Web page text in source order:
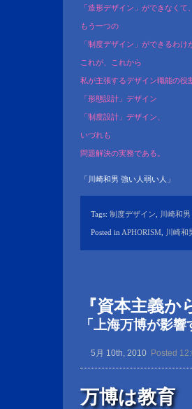
「造形デザイン」ができなくて、
もう一つの
「制度デザイン」ができるわけ
これが、これから
私が主張するデザイン職能の役
「形態設計」デザイン
「制度設計」デザイン、
いづれも
問題解決の実務である。
「川崎和男 強い人弱い人」
Tags: 制度デザイン 川崎和
Posted in APHORISM 川崎
『資本主義か
「上海万博が影
5月 10th, 2010 Posted
万博は教育